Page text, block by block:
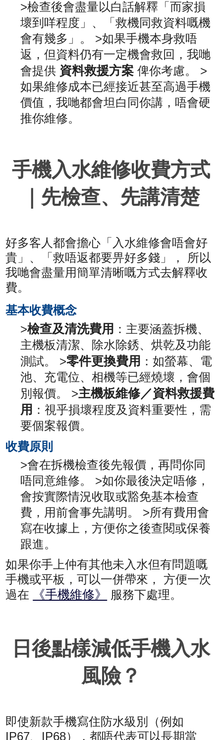
>檢查後會盡量以白話解釋「而家損
壞到咩程度」、「救機同救資料嘅機
會有幾多」。 >如果手機本身救唔
返，但資料仍有一定機會救回，我哋
會提供 資料救援方案 俾你考慮。 >
如果維修成本已經接近甚至高過手機
價值，我哋都會坦白同你講，唔會硬
推你維修。
手機入水維修收費方式
｜先檢查、先講清楚
好多客人都會擔心「入水維修會唔會好
貴」、「救唔返都要畀好多錢」， 所以
我哋會盡量用簡單清晰嘅方式去解釋收
費。
基本收費概念
>檢查及清洗費用 ：主要涵蓋拆機、
主機板清潔、除水除銹、烘乾及功能
測試。 >零件更換費用 ：如螢幕、電
池、充電位、相機等已經燒壞，會個
別報價。 >主機板維修／資料救援費
用 ：視乎損壞程度及資料重要性，需
要個案報價。
收費原則
>會在拆機檢查後先報價，再問你同
唔同意維修。 >如你最後決定唔修，
會按實際情況收取或豁免基本檢查
費，用前會事先講明。 >所有費用會
寫在收據上，方便你之後查閱或保養
跟進。
如果你手上仲有其他未入水但有問題嘅
手機或平板，可以一併帶來， 方便一次
過在
《手機維修》 服務下處理。
日後點樣減低手機入水
風險？
即使新款手機寫住防水級別（例如
IP67、IP68），都唔代表可以長期當